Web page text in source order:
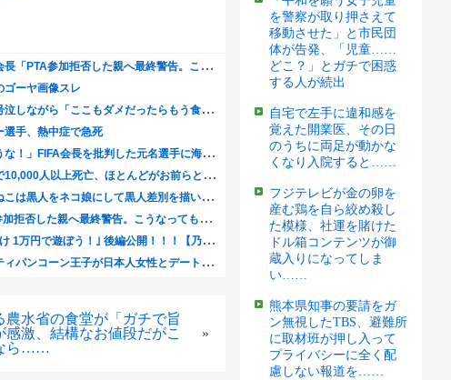
農水省の食堂が「ガチで旨
感激、結構なお値段だがこ
ら……
»
を警察が取り押さえて
移動させた」と市民団
体が告発、「児童……
どこ？」とガチで困惑
する人が続出
自宅で左手に違和感を
覚えた開業医、その日
のうちに両足が動かな
くなり入院すると……
フジテレビが金の卵を
産む鶏を自ら絞め殺し
た模様、社運を賭けた
ドル箱コンテンツが御
蔵入りになってしま
い……
熊本県知事の要請をガ
ン無視したTBS、避難所
に取材班が押し入って
プライバシーに全く配
慮しない報道を……